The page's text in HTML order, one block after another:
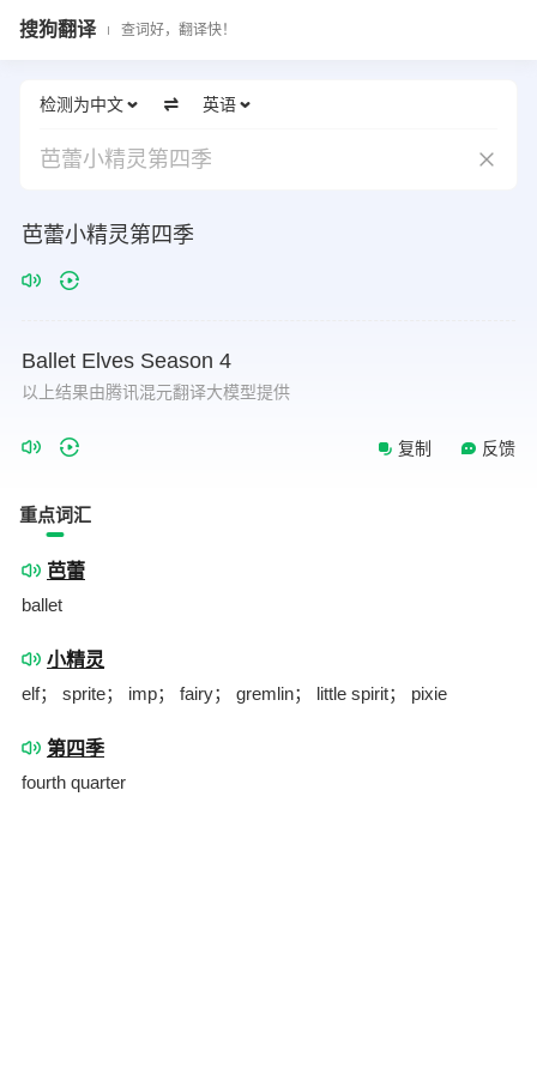
搜狗翻译 查词好，翻译快！
检测为中文 英语
芭蕾小精灵第四季
芭蕾小精灵第四季
Ballet Elves Season 4
以上结果由腾讯混元翻译大模型提供
复制 反馈
重点词汇
芭蕾
ballet
小精灵
elf； sprite； imp； fairy； gremlin； little spirit； pixie
第四季
fourth quarter